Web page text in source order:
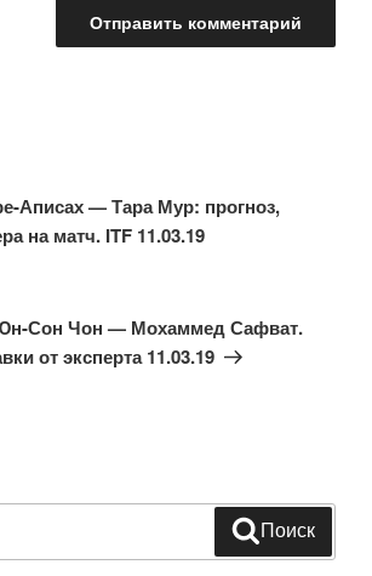
Аписах — Тара Мур: прогноз,
на матч. ITF 11.03.19
Сон Чон — Мохаммед Сафват.
от эксперта 11.03.19
Поиск